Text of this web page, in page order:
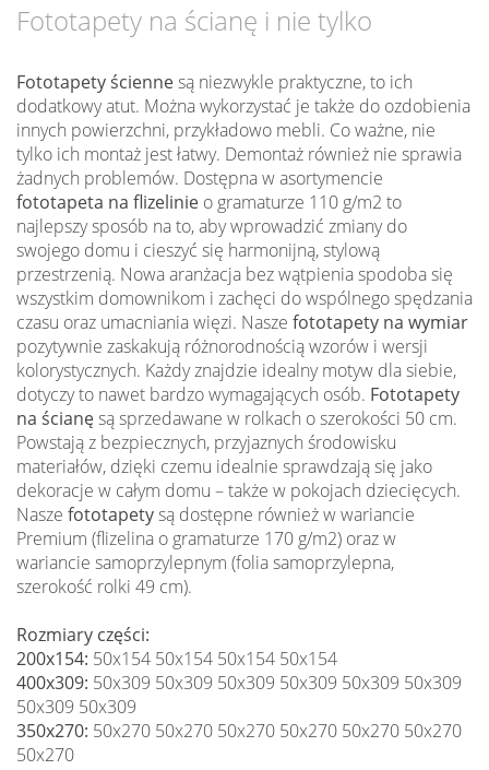
Fototapety na ścianę i nie tylko
Fototapety ściennesą niezwykle praktyczne, to ich
dodatkowy atut. Można wykorzystać je także do ozdobienia
innych powierzchni, przykładowo mebli. Co ważne, nie
tylko ich montaż jest łatwy. Demontaż również nie sprawia
żadnych problemów. Dostępna w asortymencie
fototapeta na flizelinie o gramaturze 110 g/m2 to
najlepszy sposób na to, aby wprowadzić zmiany do
swojego domu i cieszyć się harmonijną, stylową
przestrzenią. Nowa aranżacja bez wątpienia spodoba się
wszystkim domownikom i zachęci do wspólnego spędzania
czasu oraz umacniania więzi. Nasze fototapety na wymiar
pozytywnie zaskakują różnorodnością wzorów i wersji
kolorystycznych. Każdy znajdzie idealny motyw dla siebie,
dotyczy to nawet bardzo wymagających osób. Fototapety
na ścianęsą sprzedawane w rolkach o szerokości 50 cm.
Powstają z bezpiecznych, przyjaznych środowisku
materiałów, dzięki czemu idealnie sprawdzają się jako
dekoracje w całym domu – także w pokojach dziecięcych.
Nasze fototapetysą dostępne również w wariancie
Premium (flizelina o gramaturze 170 g/m2) oraz w
wariancie samoprzylepnym (folia samoprzylepna,
szerokość rolki 49 cm).
Rozmiary części:
200x154: 50x154 50x154 50x154 50x154
400x309: 50x309 50x309 50x309 50x309 50x309 50x309
50x309 50x309
350x270: 50x270 50x270 50x270 50x270 50x270 50x270
50x270